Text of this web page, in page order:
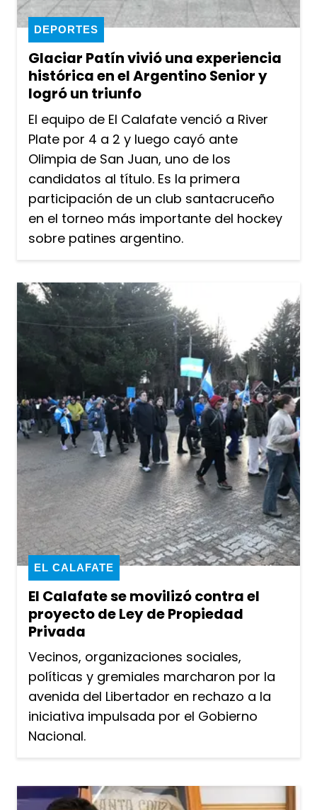
Glaciar Patín vivió una experiencia
histórica en el Argentino Senior y
logró un triunfo
DEPORTES
El equipo de El Calafate venció a River
Plate por 4 a 2 y luego cayó ante
Olimpia de San Juan, uno de los
candidatos al título. Es la primera
participación de un club santacruceño
en el torneo más importante del hockey
sobre patines argentino.
El Calafate se movilizó contra el
proyecto de Ley de Propiedad
Privada
EL CALAFATE
Vecinos, organizaciones sociales,
políticas y gremiales marcharon por la
avenida del Libertador en rechazo a la
iniciativa impulsada por el Gobierno
Nacional.